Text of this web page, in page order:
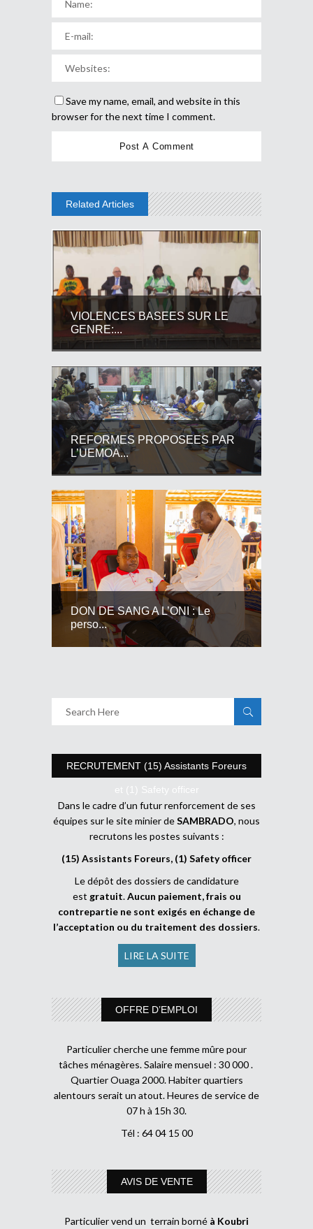
Save my name, email, and website in this
browser for the next time I comment.
Related Articles
VIOLENCES BASEES SUR LE
GENRE:...
REFORMES PROPOSEES PAR
L’UEMOA...
DON DE SANG A L’ONI : Le
perso...
RECRUTEMENT (15) Assistants Foreurs
et (1) Safety officer
Dans le cadre d’un futur renforcement de ses
équipes sur le site minier deSAMBRADO, nous
recrutons les postes suivants :
(15) Assistants Foreurs, (1) Safety officer
Le dépôt des dossiers de candidature
est gratuit.Aucun paiement, frais ou
contrepartie ne sont exigés en échange de
l’acceptation ou du traitement des dossiers.
LIRE LA SUITE
OFFRE D’EMPLOI
Particulier cherche une femme mûre pour
tâches ménagères. Salaire mensuel : 30 000 .
Quartier Ouaga 2000. Habiter quartiers
alentours serait un atout. Heures de service de
07 h à 15h 30.
Tél : 64 04 15 00
AVIS DE VENTE
Particulier vend un terrain borné à Koubri